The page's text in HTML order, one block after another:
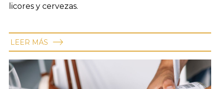
licores y cervezas.
LEER MÁS